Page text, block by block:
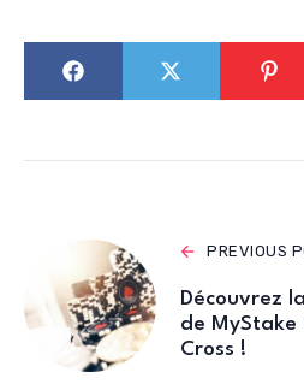
PREVIOUS
Découvrez
de MyStake
Cross !